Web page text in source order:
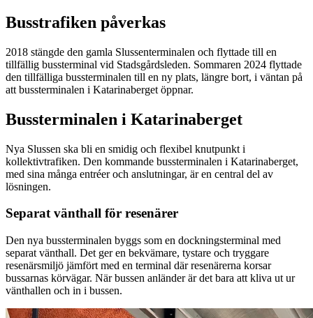
Busstrafiken påverkas
2018 stängde den gamla Slussenterminalen och flyttade till en
tillfällig bussterminal vid Stadsgårdsleden. Sommaren 2024 flyttade
den tillfälliga bussterminalen till en ny plats, längre bort, i väntan på
att bussterminalen i Katarinaberget öppnar.
Bussterminalen i Katarinaberget
Nya Slussen ska bli en smidig och flexibel knutpunkt i
kollektivtrafiken. Den kommande bussterminalen i Katarinaberget,
med sina många entréer och anslutningar, är en central del av
lösningen.
Separat vänthall för resenärer
Den nya bussterminalen byggs som en dockningsterminal med
separat vänthall. Det ger en bekvämare, tystare och tryggare
resenärsmiljö jämfört med en terminal där resenärerna korsar
bussarnas körvägar. När bussen anländer är det bara att kliva ut ur
vänthallen och in i bussen.